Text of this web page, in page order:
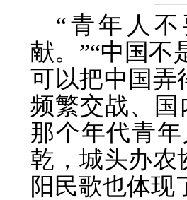
“青年人
献。”“中国不
可以把中国弄
频繁交战、
那个年代青
乾，城头办
阳民歌也体现